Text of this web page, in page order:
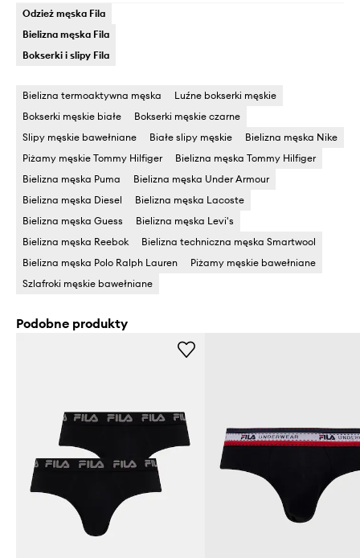
Odzież męska Fila
Bielizna męska Fila
Bokserki i slipy Fila
Bielizna termoaktywna męska
Luźne bokserki męskie
Bokserki męskie białe
Bokserki męskie czarne
Slipy męskie bawełniane
Białe slipy męskie
Bielizna męska Nike
Piżamy męskie Tommy Hilfiger
Bielizna męska Tommy Hilfiger
Bielizna męska Puma
Bielizna męska Under Armour
Bielizna męska Diesel
Bielizna męska Lacoste
Bielizna męska Guess
Bielizna męska Levi's
Bielizna męska Reebok
Bielizna techniczna męska Smartwool
Bielizna męska Polo Ralph Lauren
Piżamy męskie bawełniane
Szlafroki męskie bawełniane
Podobne produkty